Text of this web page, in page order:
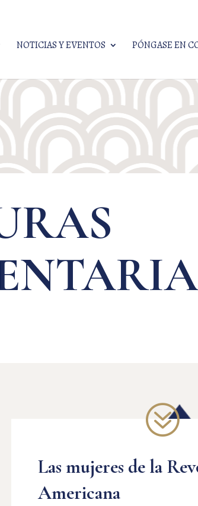
NOTICIAS Y EVENTOS PÓNGASE EN
?
Las mujeres de la
Americana